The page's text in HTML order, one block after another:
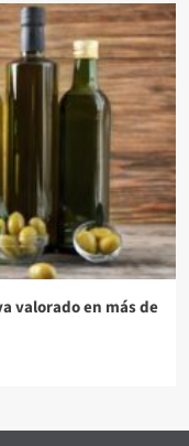
valorado en más de